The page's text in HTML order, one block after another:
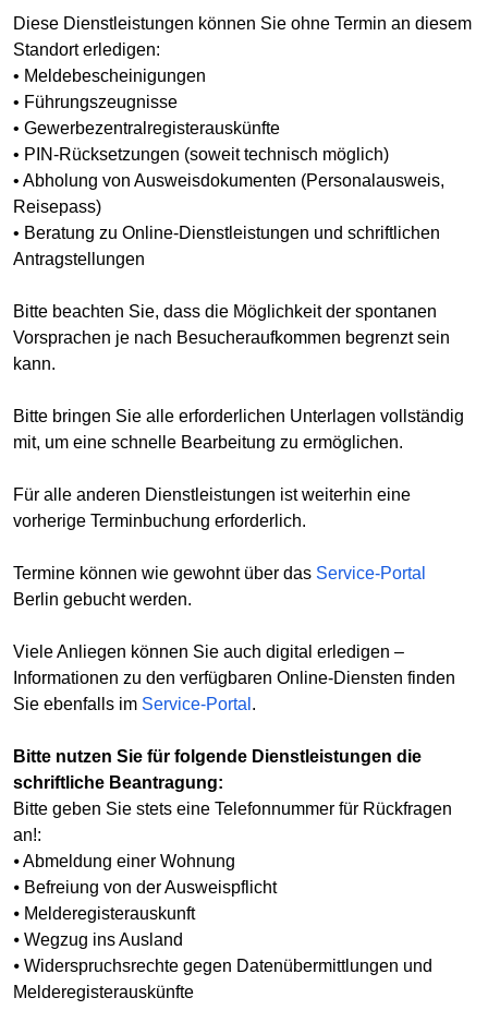
Diese Dienstleistungen können Sie ohne Termin an diesem
Standort erledigen:
• Meldebescheinigungen
• Führungszeugnisse
• Gewerbezentralregisterauskünfte
• PIN-Rücksetzungen (soweit technisch möglich)
• Abholung von Ausweisdokumenten (Personalausweis,
Reisepass)
• Beratung zu Online-Dienstleistungen und schriftlichen
Antragstellungen
Bitte beachten Sie, dass die Möglichkeit der spontanen
Vorsprachen je nach Besucheraufkommen begrenzt sein
kann.
Bitte bringen Sie alle erforderlichen Unterlagen vollständig
mit, um eine schnelle Bearbeitung zu ermöglichen.
Für alle anderen Dienstleistungen ist weiterhin eine
vorherige Terminbuchung erforderlich.
Termine können wie gewohnt über das Service-Portal
Berlin gebucht werden.
Viele Anliegen können Sie auch digital erledigen –
Informationen zu den verfügbaren Online-Diensten finden
Sie ebenfalls im Service-Portal .
Bitte nutzen Sie für folgende Dienstleistungen die
schriftliche Beantragung:
Bitte geben Sie stets eine Telefonnummer für Rückfragen
an!:
⦁ Abmeldung einer Wohnung
⦁ Befreiung von der Ausweispflicht
⦁ Melderegisterauskunft
⦁ Wegzug ins Ausland
⦁ Widerspruchsrechte gegen Datenübermittlungen und
Melderegisterauskünfte